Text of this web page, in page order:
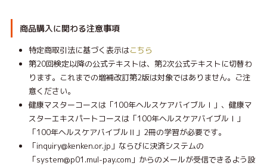
商品購入に関わる注意事項
特定商取引法に基づく表示はこちら
第20回検定以降の公式テキストは、第2次公式テキストに切替わ
ります。これまでの増補改訂第2版は対象ではありません。ご注
意ください。
健康マスターコースは「100年ヘルスケアバイブルⅠ」、健康マ
スターエキスパートコースは「100年ヘルスケアバイブルⅠ」
「100年ヘルスケアバイブルⅡ」2冊の学習が必要です。
「inquiry@kenken.or.jp」ならびに決済システムの
「system@p01.mul-pay.com」からのメールが受信できるよう設